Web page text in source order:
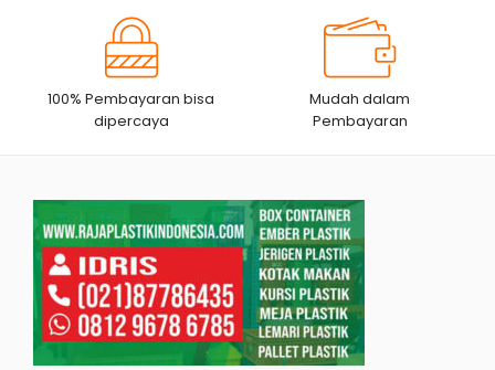
100% Pembayaran bisa
dipercaya
Mudah dalam
Pembayaran